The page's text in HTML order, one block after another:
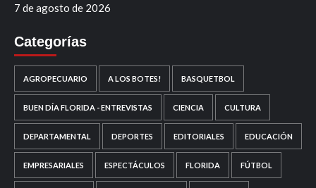
7 de agosto de 2026
Categorías
AGROPECUARIO A LOS BOTES! BASQUETBOL
BUEN DÍA FLORIDA - ENTREVISTAS CIENCIA CULTURA
DEPARTAMENTAL DEPORTES EDITORIALES EDUCACIÓN
EMPRESARIALES ESPECTÁCULOS FLORIDA FÚTBOL